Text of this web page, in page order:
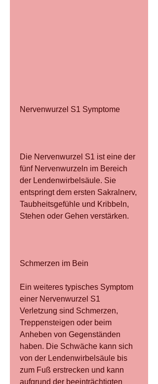
Nervenwurzel S1 Symptome
Die Nervenwurzel S1 ist eine der
fünf Nervenwurzeln im Bereich
der Lendenwirbelsäule. Sie
entspringt dem ersten Sakralnerv,
Taubheitsgefühle und Kribbeln,
Stehen oder Gehen verstärken.
Schmerzen im Bein
Ein weiteres typisches Symptom
einer Nervenwurzel S1
Verletzung sind Schmerzen,
Treppensteigen oder beim
Anheben von Gegenständen
haben. Die Schwäche kann sich
von der Lendenwirbelsäule bis
zum Fuß erstrecken und kann
aufgrund der beeinträchtigten